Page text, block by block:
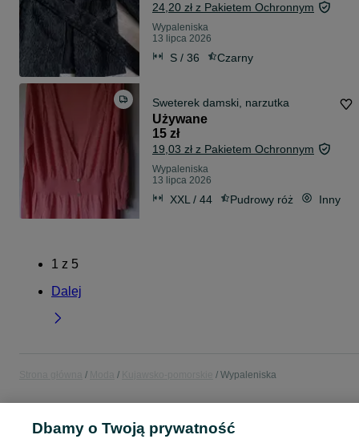
24,20 zł z Pakietem Ochronnym
Wypaleniska
13 lipca 2026
S / 36 Czarny
Sweterek damski, narzutka
Używane
15 zł
19,03 zł z Pakietem Ochronnym
Wypaleniska
13 lipca 2026
XXL / 44 Pudrowy róż Inny
1 z 5
Dalej
Wypaleniska
Dbamy o Twoją prywatność